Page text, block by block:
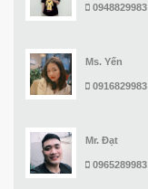
0948829983
Ms. Yến
0916829983
Mr. Đạt
0965289983